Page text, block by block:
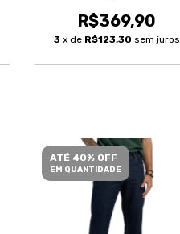
R$369,90
3 x de R$123,30 sem juros
ATÉ 40% OFF
EM QUANTIDADE